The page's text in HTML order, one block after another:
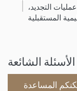
التجديد،
المستقبلية
الأسئلة الشائعة
المساعدة